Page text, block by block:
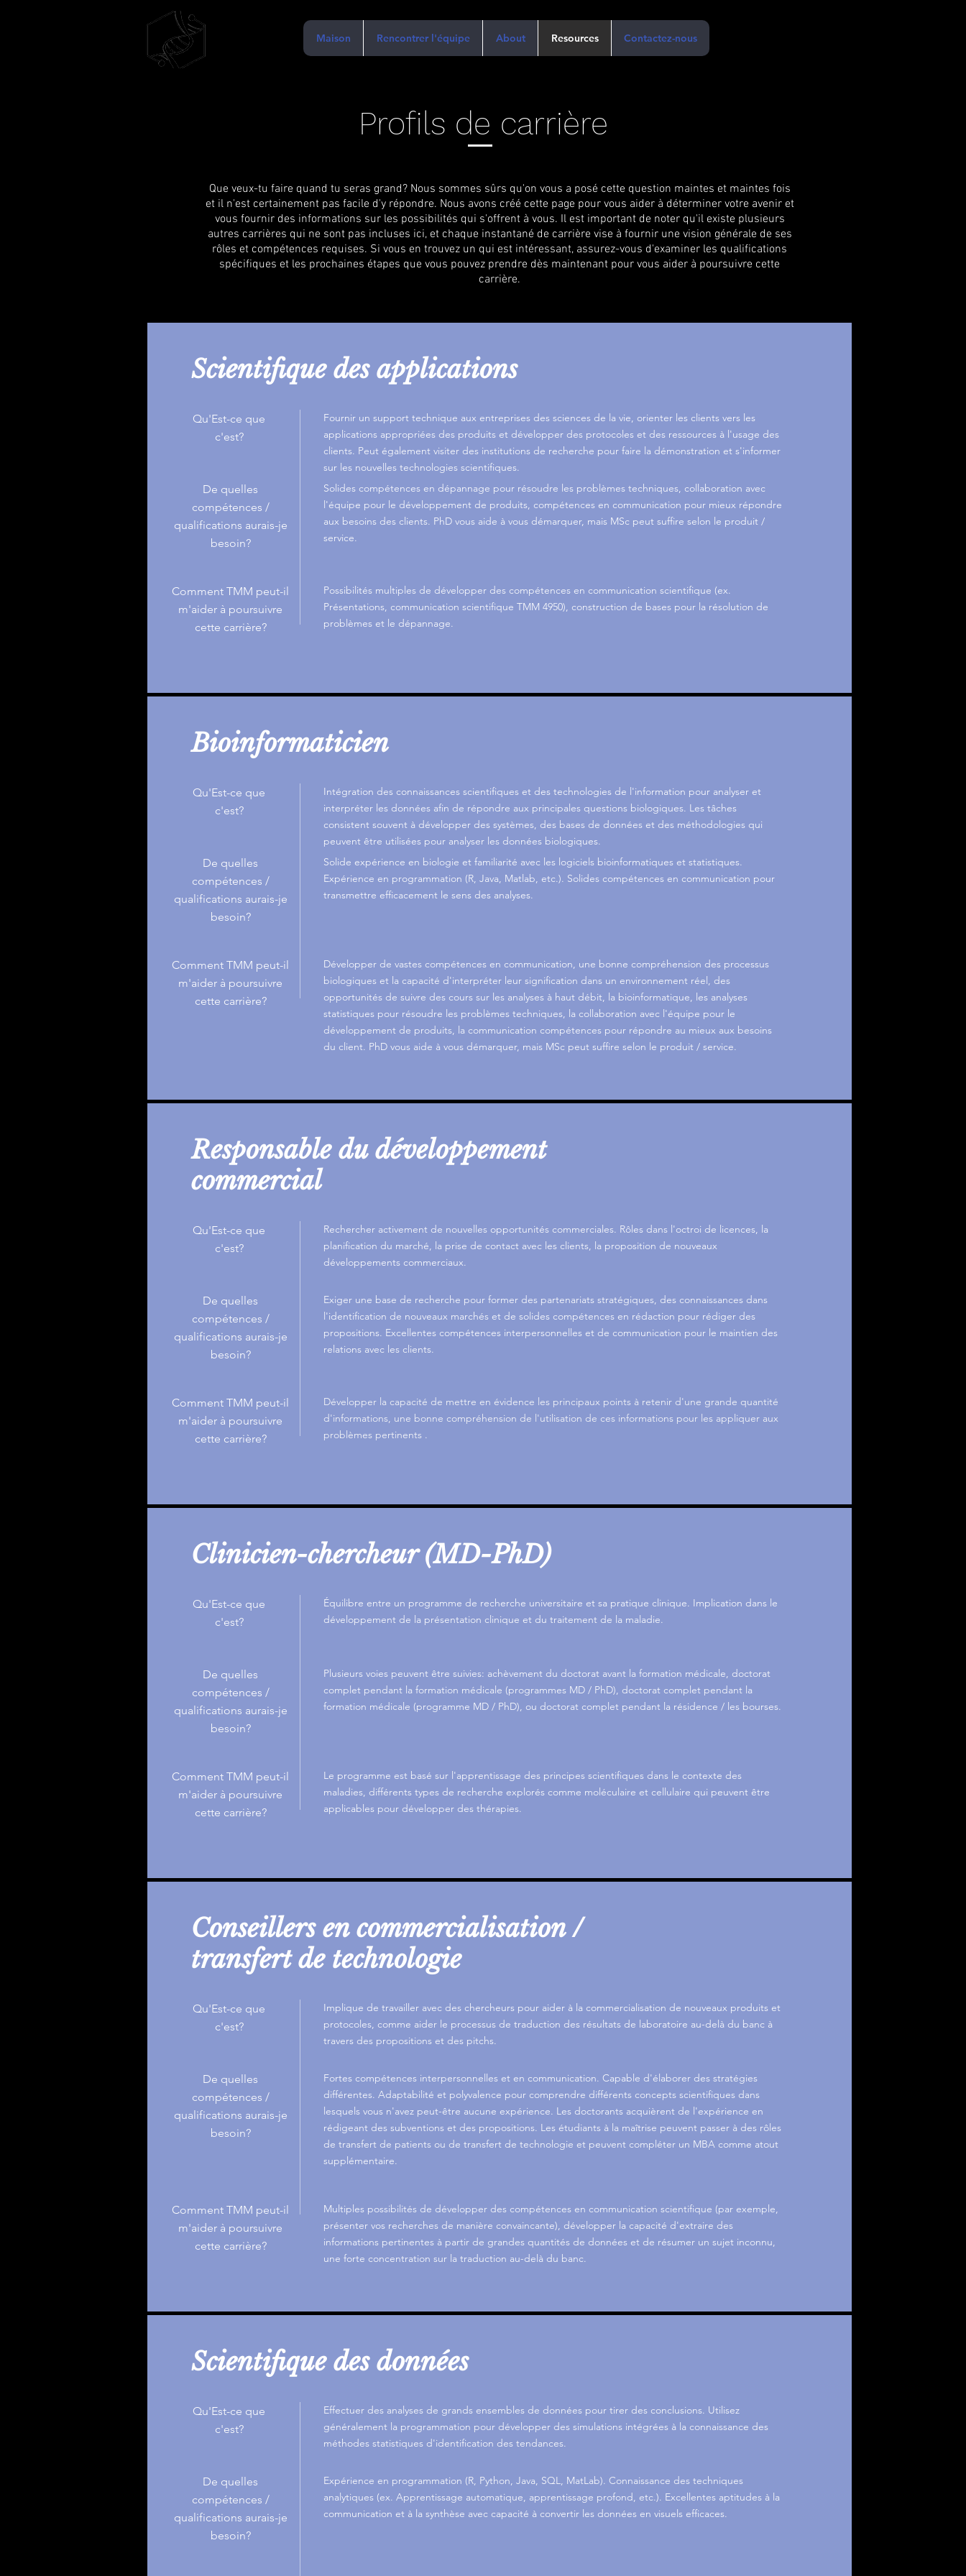
Maison Rencontrer l'équipe About Resources Contactez-nous
Profils de carrière
Que veux-tu faire quand tu seras grand? Nous sommes sûrs qu'on vous a posé cette question maintes et maintes fois
et il n'est certainement pas facile d'y répondre. Nous avons créé cette page pour vous aider à déterminer votre avenir et
vous fournir des informations sur les possibilités qui s'offrent à vous. Il est important de noter qu'il existe plusieurs
autres carrières qui ne sont pas incluses ici, et chaque instantané de carrière vise à fournir une vision générale de ses
rôles et compétences requises. Si vous en trouvez un qui est intéressant, assurez-vous d'examiner les qualifications
spécifiques et les prochaines étapes que vous pouvez prendre dès maintenant pour vous aider à poursuivre cette
carrière.
Scientifique des applications
Qu'Est-ce que
c'est?
De quelles
compétences /
qualifications aurais-je
besoin?
Comment TMM peut-il
m'aider à poursuivre
cette carrière?
Fournir un support technique aux entreprises des sciences de la vie, orienter les clients vers les
applications appropriées des produits et développer des protocoles et des ressources à l'usage des
clients. Peut également visiter des institutions de recherche pour faire la démonstration et s'informer
sur les nouvelles technologies scientifiques.
Solides compétences en dépannage pour résoudre les problèmes techniques, collaboration avec
l'équipe pour le développement de produits, compétences en communication pour mieux répondre
aux besoins des clients. PhD vous aide à vous démarquer, mais MSc peut suffire selon le produit /
service.
Possibilités multiples de développer des compétences en communication scientifique (ex.
Présentations, communication scientifique TMM 4950), construction de bases pour la résolution de
problèmes et le dépannage.
Bioinformaticien
Qu'Est-ce que
c'est?
De quelles
compétences /
qualifications aurais-je
besoin?
Comment TMM peut-il
m'aider à poursuivre
cette carrière?
Intégration des connaissances scientifiques et des technologies de l'information pour analyser et
interpréter les données afin de répondre aux principales questions biologiques. Les tâches
consistent souvent à développer des systèmes, des bases de données et des méthodologies qui
peuvent être utilisées pour analyser les données biologiques.
Solide expérience en biologie et familiarité avec les logiciels bioinformatiques et statistiques.
Expérience en programmation (R, Java, Matlab, etc.). Solides compétences en communication pour
transmettre efficacement le sens des analyses.
Développer de vastes compétences en communication, une bonne compréhension des processus
biologiques et la capacité d'interpréter leur signification dans un environnement réel, des
opportunités de suivre des cours sur les analyses à haut débit, la bioinformatique, les analyses
statistiques pour résoudre les problèmes techniques, la collaboration avec l'équipe pour le
développement de produits, la communication compétences pour répondre au mieux aux besoins
du client. PhD vous aide à vous démarquer, mais MSc peut suffire selon le produit / service.
Responsable du développement
commercial
Qu'Est-ce que
c'est?
De quelles
compétences /
qualifications aurais-je
besoin?
Comment TMM peut-il
m'aider à poursuivre
cette carrière?
Rechercher activement de nouvelles opportunités commerciales. Rôles dans l'octroi de licences, la
planification du marché, la prise de contact avec les clients, la proposition de nouveaux
développements commerciaux.
Exiger une base de recherche pour former des partenariats stratégiques, des connaissances dans
l'identification de nouveaux marchés et de solides compétences en rédaction pour rédiger des
propositions. Excellentes compétences interpersonnelles et de communication pour le maintien des
relations avec les clients.
Développer la capacité de mettre en évidence les principaux points à retenir d'une grande quantité
d'informations, une bonne compréhension de l'utilisation de ces informations pour les appliquer aux
problèmes pertinents .
Clinicien-chercheur (MD-PhD)
Qu'Est-ce que
c'est?
De quelles
compétences /
qualifications aurais-je
besoin?
Comment TMM peut-il
m'aider à poursuivre
cette carrière?
Équilibre entre un programme de recherche universitaire et sa pratique clinique. Implication dans le
développement de la présentation clinique et du traitement de la maladie.
Plusieurs voies peuvent être suivies: achèvement du doctorat avant la formation médicale, doctorat
complet pendant la formation médicale (programmes MD / PhD), doctorat complet pendant la
formation médicale (programme MD / PhD), ou doctorat complet pendant la résidence / les bourses.
Le programme est basé sur l'apprentissage des principes scientifiques dans le contexte des
maladies, différents types de recherche explorés comme moléculaire et cellulaire qui peuvent être
applicables pour développer des thérapies.
Conseillers en commercialisation /
transfert de technologie
Qu'Est-ce que
c'est?
De quelles
compétences /
qualifications aurais-je
besoin?
Comment TMM peut-il
m'aider à poursuivre
cette carrière?
Implique de travailler avec des chercheurs pour aider à la commercialisation de nouveaux produits et
protocoles, comme aider le processus de traduction des résultats de laboratoire au-delà du banc à
travers des propositions et des pitchs.
Fortes compétences interpersonnelles et en communication. Capable d'élaborer des stratégies
différentes. Adaptabilité et polyvalence pour comprendre différents concepts scientifiques dans
lesquels vous n'avez peut-être aucune expérience. Les doctorants acquièrent de l'expérience en
rédigeant des subventions et des propositions. Les étudiants à la maîtrise peuvent passer à des rôles
de transfert de patients ou de transfert de technologie et peuvent compléter un MBA comme atout
supplémentaire.
Multiples possibilités de développer des compétences en communication scientifique (par exemple,
présenter vos recherches de manière convaincante), développer la capacité d'extraire des
informations pertinentes à partir de grandes quantités de données et de résumer un sujet inconnu,
une forte concentration sur la traduction au-delà du banc.
Scientifique des données
Qu'Est-ce que
c'est?
De quelles
compétences /
qualifications aurais-je
besoin?
Effectuer des analyses de grands ensembles de données pour tirer des conclusions. Utilisez
généralement la programmation pour développer des simulations intégrées à la connaissance des
méthodes statistiques d'identification des tendances.
Expérience en programmation (R, Python, Java, SQL, MatLab). Connaissance des techniques
analytiques (ex. Apprentissage automatique, apprentissage profond, etc.). Excellentes aptitudes à la
communication et à la synthèse avec capacité à convertir les données en visuels efficaces.